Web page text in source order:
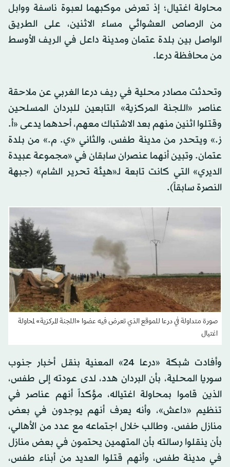
محاولة اغتيال؛ إذ تعرض موكبهما لعبوة ناسفة ووابل
من الرصاص العشوائي مساء الاثنين، على الطريق
الواصل بين بلدة عتمان ومدينة داعل في الريف الأوسط
من محافظة درعا.
وتحدثت مصادر محلية في ريف درعا الغربي عن ملاحقة
عناصر «اللجنة المركزية» التابعين للبردان المسلحين
وقتلوا اثنين منهم بعد الاشتباك معهم، أحدهما يدعى «أ.
ز.» ويتحدر من مدينة طفس، والثاني «ي. م.» من بلدة
عتمان. وتبين أنهما عنصران سابقان في «مجموعة عبيدة
الديري» التي كانت تابعة لـ«هيئة تحرير الشام» (جبهة
النصرة سابقاً).
صورة متداولة في درعا للموقع الذي تعرض فيه عضوا «اللجنة المركزية» لمحاولة
اغتيال
وأفادت شبكة «درعا 24» المعنية بنقل أخبار جنوب
سوريا المحلية، بأن البردان هدد، لدى عودته إلى طفس،
الذين قاموا بمحاولة اغتياله، مؤكداً أنهم عناصر في
تنظيم «داعش»، وأنه يعرف أنهم يوجدون في بعض
منازل طفس. وطالب خلال اجتماعه مع عدد من الأهالي،
بأن ينقلوا رسالته بأن المتهمين يحتمون في بعض منازل
في مدينة طفس، وأنهم قتلوا العديد من أبناء طفس،